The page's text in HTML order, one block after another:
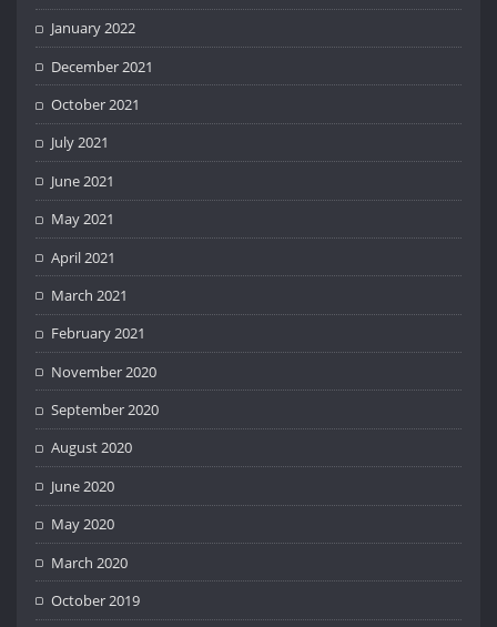
January 2022
December 2021
October 2021
July 2021
June 2021
May 2021
April 2021
March 2021
February 2021
November 2020
September 2020
August 2020
June 2020
May 2020
March 2020
October 2019